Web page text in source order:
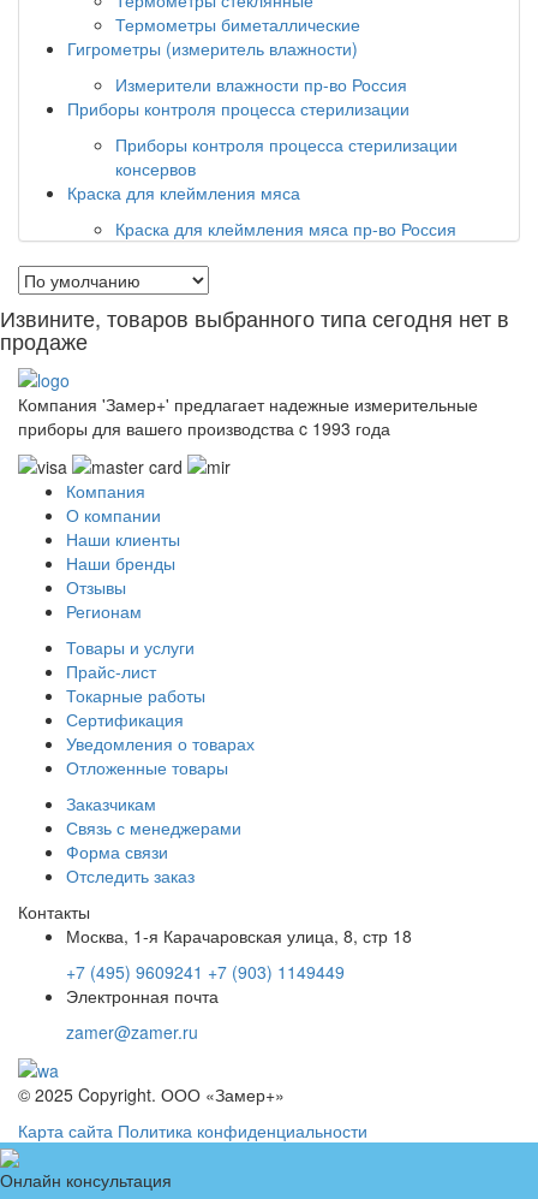
Термометры биметаллические
Гигрометры (измеритель влажности)
Измерители влажности пр-во Россия
Приборы контроля процесса стерилизации
Приборы контроля процесса стерилизации
консервов
Краска для клеймления мяса
Краска для клеймления мяса пр-во Россия
Извините, товаров выбранного типа сегодня нет в
продаже
Компания 'Замер+' предлагает надежные измерительные
приборы для вашего производства c 1993 года
Компания
О компании
Наши клиенты
Наши бренды
Отзывы
Регионам
Товары и услуги
Прайс-лист
Токарные работы
Сертификация
Уведомления о товарах
Отложенные товары
Заказчикам
Связь с менеджерами
Форма связи
Отследить заказ
Контакты
Москва, 1-я Карачаровская улица, 8, стр 18
+7 (495) 9609241 +7 (903) 1149449
Электронная почта
zamer@zamer.ru
© 2025 Copyright. ООО «Замер+»
Карта сайта Политика конфиденциальности
Онлайн консультация